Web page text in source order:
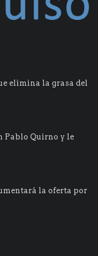
elimina la grasa del
Pablo Quirno y le
la oferta por